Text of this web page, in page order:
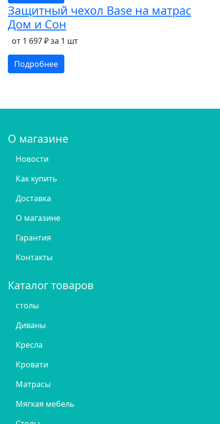
Защитный чехол Base на матрас
Дом и Сон
от 1 697 ₽ за 1 шт
Подробнее
О магазине
Новости
Как купить
Доставка
О магазине
Гарантия
Контакты
Каталог товаров
столы
Диваны
Кресла
Кровати
Матрасы
Мягкая мебель